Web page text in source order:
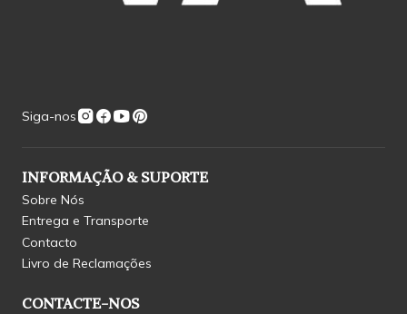
Siga-nos
INFORMAÇÃO & SUPORTE
Sobre Nós
Entrega e Transporte
Contacto
Livro de Reclamações
CONTACTE-NOS